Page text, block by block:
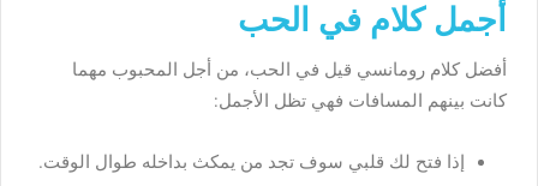
أجمل كلام في الحب
أفضل كلام رومانسي قيل في الحب، من أجل المحبوب مهما
كانت بينهم المسافات فهي تظل الأجمل:
إذا فتح لك قلبي سوف تجد من يمكث بداخله طوال الوقت.